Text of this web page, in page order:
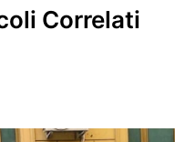
Correlati